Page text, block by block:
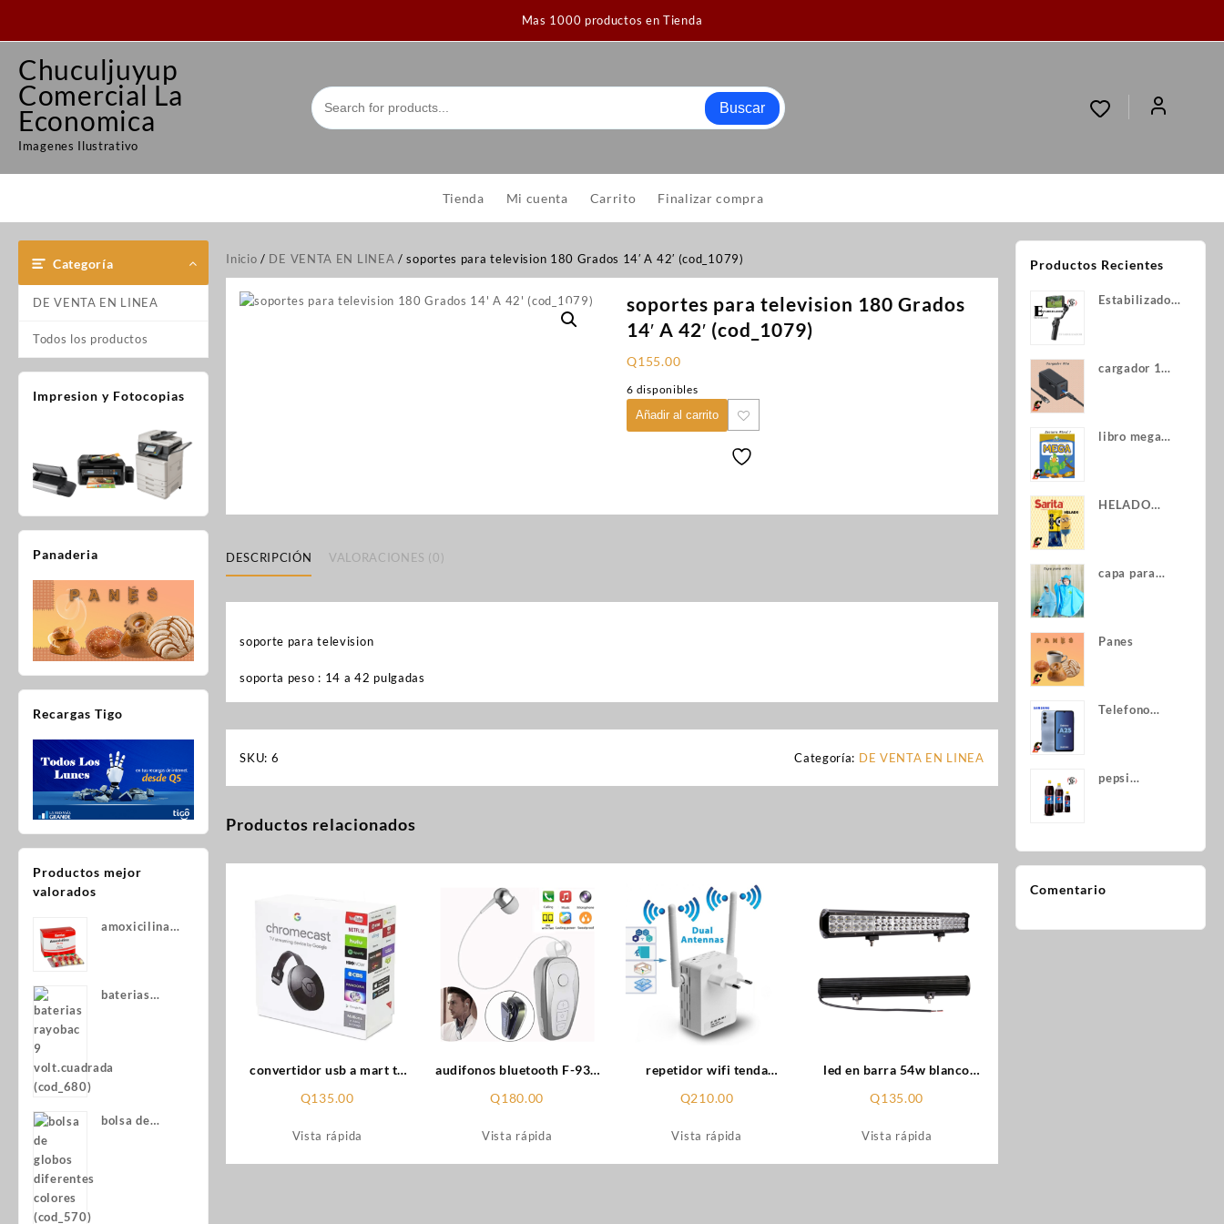
contenido
Mas 1000 productos en Tienda
Chuculjuyup
Comercial La
Economica
Imagenes Ilustrativo
Buscar
Tienda Mi cuenta Carrito Finalizar compra
Categoría
DE VENTA EN LINEA
Todos los productos
Impresion y Fotocopias
Panaderia
Recargas Tigo
Productos mejor
valorados
amoxicilina
baterias
bolsa de
Inicio / DE VENTA EN LINEA / soportes para television 180 Grados 14′ A 42′ (cod_1079)
soportes para television 180 Grados
14′ A 42′ (cod_1079)
Q155.00
6 disponibles
Añadir al carrito
DESCRIPCIÓN VALORACIONES (0)
soporte para television
soporta peso : 14 a 42 pulgadas
SKU: 6 Categoría: DE VENTA EN LINEA
Productos relacionados
convertidor usb a mart tv
Q135.00
Vista rápida
audifonos bluetooth F-930
Q180.00
Vista rápida
repetidor wifi tenda
Q210.00
Vista rápida
led en barra 54w blanco
Q135.00
Vista rápida
Productos Recientes
Estabilizador
cargador 1
libro mega
HELADO
capa para
Panes
Telefono
pepsi
Comentario